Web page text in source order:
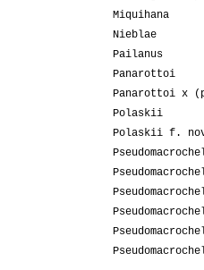
Miquihana
Nieblae
Pailanus
Panarottoi
Panarottoi x
Polaskii
Polaskii f.